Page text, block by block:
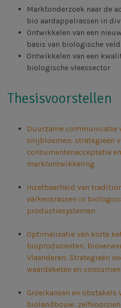
Marktonderzoek naar de
bio aardappelrassen in
Ontwikkelen van een
basis van biologische
Ontwikkelen van een
biologische vleessector
Thesisvoorstellen
Duurzame communicatie
snijbloemen: strategieën
consumentenacceptatie
marktontwikkeling
Inzetbaarheid van
varkensrassen in
productiesystemen
Optimalisatie van korte
bioproducenten,
Vlaanderen: Strategieën
waardeketen en
Groeikansen en obstakels
biolandbouw: